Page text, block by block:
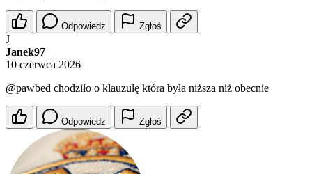
Odpowiedz Zgłoś
J
Janek97
10 czerwca 2026
@pawbed chodziło o klauzulę która była niższa niż obecnie
Odpowiedz Zgłoś